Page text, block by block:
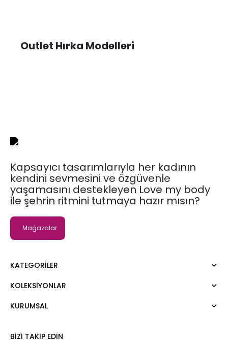
Outlet Hırka Modelleri
Kapsayıcı tasarımlarıyla her kadının
kendini sevmesini ve özgüvenle
yaşamasını destekleyen Love my body
ile şehrin ritmini tutmaya hazır mısın?
Mağazalar
KATEGORILER
Elbise
Tişört
KOLEKSIYONLAR
Moda Tutkusu
KURUMSAL
Kurumsal Satış
BIZI TAKIP EDIN